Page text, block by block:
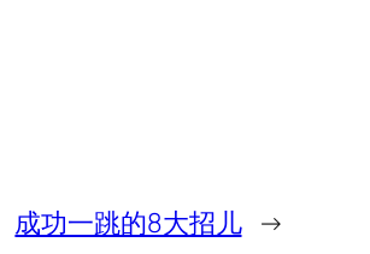
成功一跳的8大招儿 →